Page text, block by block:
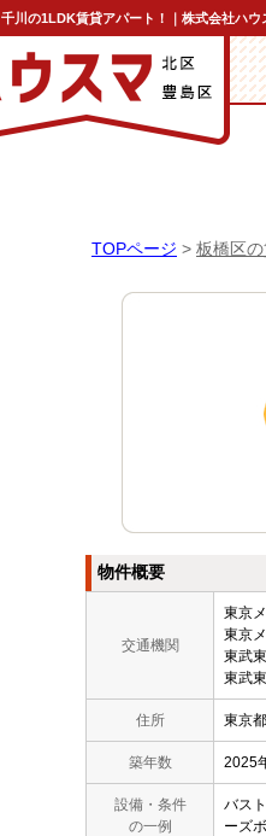
千川の1LDK賃貸アパート！｜株式会社ハウ
TOPページ > 板橋区
物件概要
交通機関
東京
東京
東武
東武
住所 東京
築年数 2025
設備・条件
の一例
バス
ーズ